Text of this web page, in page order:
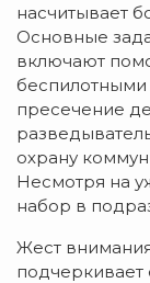
насчитывает
Основные
включают
пресечение
охрану
Несмотря на
набор в
Жест
подчеркивает